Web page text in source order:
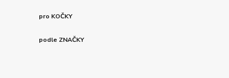
pro KOČKY
podle ZNAČKY